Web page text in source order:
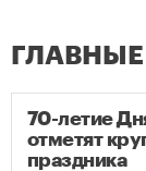
70-летие
отметят
праздника